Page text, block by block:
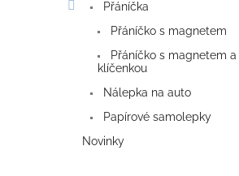
Přáníčka
Přáníčko s magnetem
Přáníčko s magnetem a
klíčenkou
Nálepka na auto
Papírové samolepky
Novinky